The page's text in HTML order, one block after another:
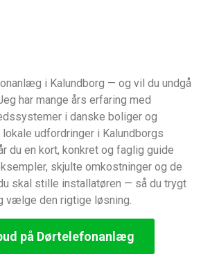
i Kalundborg — og vil du undgå
har mange års erfaring med
i danske boliger og
udfordringer i Kalundborgs
du en kort, konkret og faglig guide
skjulte omkostninger og de
skal stille installatøren — så du trygt
vælge den rigtige løsning.
på Dørtelefonanlæg